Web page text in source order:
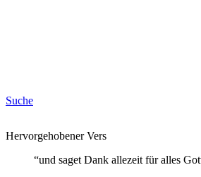
Suche
Hervorgehobener Vers
“und saget Dank allezeit für alles